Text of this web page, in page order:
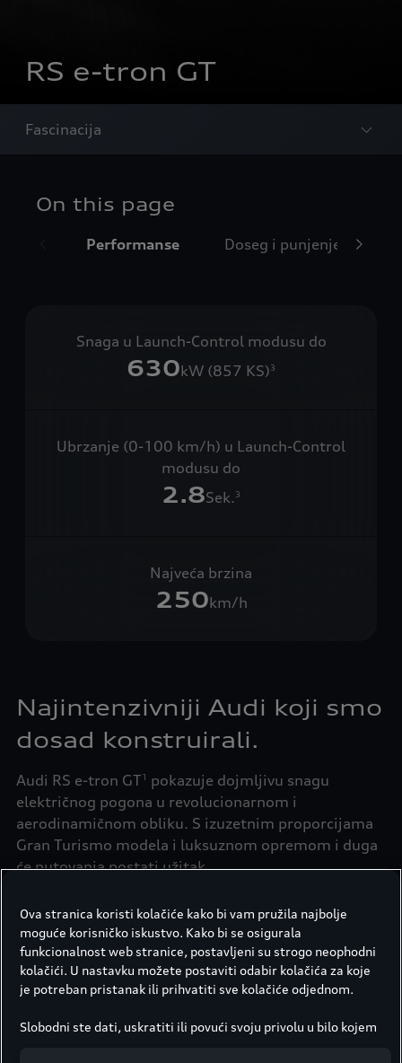
RS e-tron GT
Fascinacija
On this page
Performanse Doseg i punjenje
Snaga u Launch-Control modusu do
630kW (857 KS)3
Ubrzanje (0-100 km/h) u Launch-Control
modusu do
2.8Sek.3
Najveća brzina
250km/h
Najintenzivniji Audi koji smo
dosad konstruirali.
Audi RS e-tron GT1
pokazuje dojmljivu snagu
električnog pogona u revolucionarnom i
aerodinamičnom obliku. S izuzetnim proporcijama
Gran Turismo modela i luksuznom opremom i duga
će putovanja postati užitak.
Ova stranica koristi kolačiće kako bi vam pružila najbolje
moguće korisničko iskustvo. Kako bi se osigurala
funkcionalnost web stranice, postavljeni su strogo neophodni
kolačići. U nastavku možete postaviti odabir kolačića za koje
je potreban pristanak ili prihvatiti sve kolačiće odjednom.
Slobodni ste dati, uskratiti ili povući svoju privolu u bilo kojem